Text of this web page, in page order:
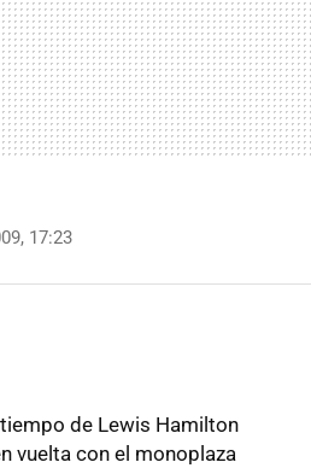
17:23
de Lewis Hamilton
vuelta con el monoplaza